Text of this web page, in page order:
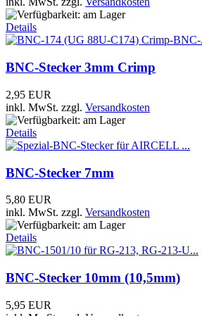
Details
BNC-Stecker 3mm Crimp
2,95 EUR
inkl. MwSt. zzgl. Versandkosten
Details
BNC-Stecker 7mm
5,80 EUR
inkl. MwSt. zzgl. Versandkosten
Details
BNC-Stecker 10mm (10,5mm)
5,95 EUR